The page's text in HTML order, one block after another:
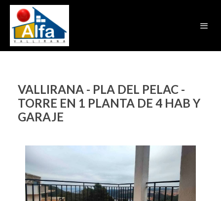
VALLIRANA - PLA DEL PELAC -
TORRE EN 1 PLANTA DE 4 HAB Y
GARAJE